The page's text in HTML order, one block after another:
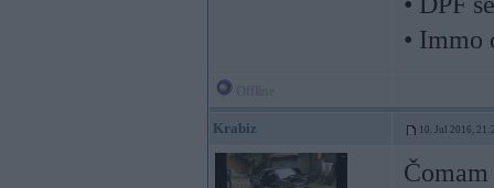
• Immo
Krabiz 10. Jul 2016,